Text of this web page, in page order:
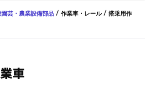
園芸・農業設備部品 / 作業車・レール / 搭乗用作
車